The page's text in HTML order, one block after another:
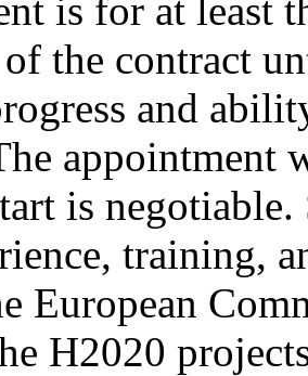
is for at least
the contract
and
appointment
is
training,
European
H2020